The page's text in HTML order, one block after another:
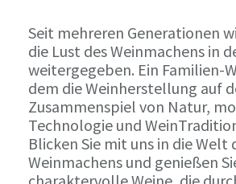
Seit mehreren Generationen
die Lust des Weinmachens in
weitergegeben. Ein Familien-
dem die Weinherstellung auf
Zusammenspiel von Natur,
Technologie und
Blicken Sie mit uns in die Welt
Weinmachens und genießen